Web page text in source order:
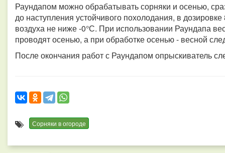
Раундапом можно обрабатывать сорняки и осенью,
до наступления устойчивого похолодания, в
воздуха не ниже -0°С. При использовании Раундапа
проводят осенью, а при обработке осенью - весной
После окончания работ с Раундапом опрыскиватель
Сорняки в огороде